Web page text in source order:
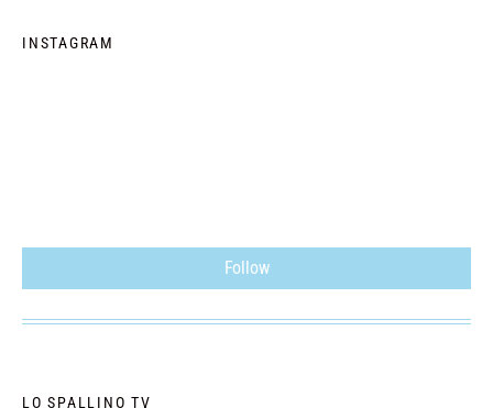
INSTAGRAM
Follow
LO SPALLINO TV